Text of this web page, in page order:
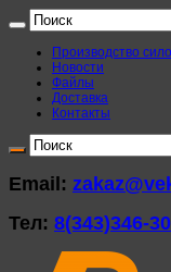
Производство
Новости
Файлы
Доставка
Контакты
Email:
Тел: 8(343)346-